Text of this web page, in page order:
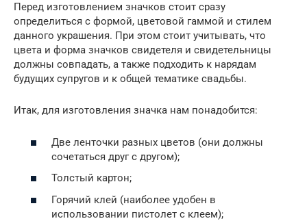
Перед изготовлением значков стоит сразу
определиться с формой, цветовой гаммой и стилем
данного украшения. При этом стоит учитывать, что
цвета и форма значков свидетеля и свидетельницы
должны совпадать, а также подходить к нарядам
будущих супругов и к общей тематике свадьбы.
Итак, для изготовления значка нам понадобится:
Две ленточки разных цветов (они должны
сочетаться друг с другом);
Толстый картон;
Горячий клей (наиболее удобен в
использовании пистолет с клеем);